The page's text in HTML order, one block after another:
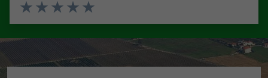
Valuta 5 stelle su 5
Valuta 4 stelle su 5
Valuta 3 stelle su 5
Valuta 2 stelle su 5
Valuta 1 stelle su 5